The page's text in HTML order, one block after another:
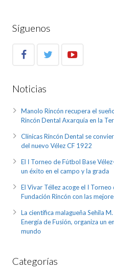
Síguenos
Noticias
Manolo Rincón recupera el
Rincón Dental Axarquía en la
Clínicas Rincón Dental se
del nuevo Vélez CF 1922
El I Torneo de Fútbol Base
un éxito en el campo y la grada
El Vivar Téllez acoge el I
Fundación Rincón con las
La científica malagueña Sehila
Energía de Fusión, organiza un
mundo
Categorías